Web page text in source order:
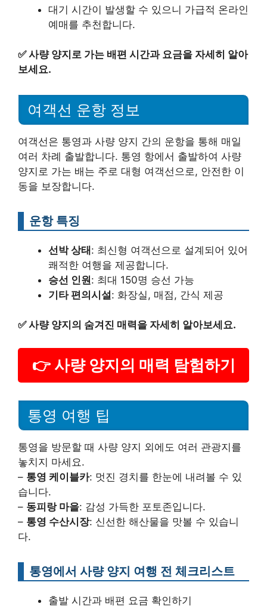
대기 시간이 발생할 수 있으니 가급적 온라인
예매를 추천합니다.
✅사량 양지로 가는 배편 시간과 요금을 자세히 알아
보세요.
여객선 운항 정보
여객선은 통영과 사량 양지 간의 운항을 통해 매일
여러 차례 출발합니다. 통영 항에서 출발하여 사량
양지로 가는 배는 주로 대형 여객선으로, 안전한 이
동을 보장합니다.
운항 특징
선박 상태: 최신형 여객선으로 설계되어 있어
쾌적한 여행을 제공합니다.
승선 인원: 최대 150명 승선 가능
기타 편의시설: 화장실, 매점, 간식 제공
✅사량 양지의 숨겨진 매력을 자세히 알아보세요.
👉 사량 양지의 매력 탐험하기
통영 여행 팁
통영을 방문할 때 사량 양지 외에도 여러 관광지를
놓치지 마세요.
– 통영 케이블카: 멋진 경치를 한눈에 내려볼 수 있
습니다.
– 동피랑 마을: 감성 가득한 포토존입니다.
– 통영 수산시장: 신선한 해산물을 맛볼 수 있습니
다.
통영에서 사량 양지 여행 전 체크리스트
출발 시간과 배편 요금 확인하기